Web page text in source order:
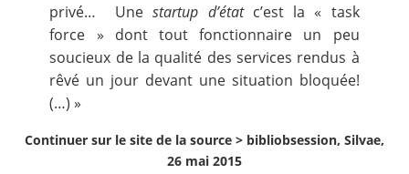
privé… Unestartup d’étatc’est la « task
force » dont tout fonctionnaire un peu
soucieux de la qualité des services rendus à
rêvé un jour devant une situation bloquée!
(…) »
Continuer sur le site de la source > bibliobsession, Silvae,
26 mai 2015